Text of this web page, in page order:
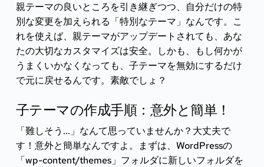
親テーマの良いところを引き継ぎつつ、自分だけの特
別な変更を加えられる「特別なテーマ」なんです。こ
れを使えば、親テーマがアップデートされても、あな
たの大切なカスタマイズは安全。しかも、もし何かが
うまくいかなくなっても、子テーマを無効にするだけ
で元に戻せるんです。素敵でしょ？
子テーマの作成手順：意外と簡単！
「難しそう...」なんて思っていませんか？大丈夫で
す！意外と簡単なんですよ。まずは、WordPressの
「wp-content/themes」フォルダに新しいフォルダを